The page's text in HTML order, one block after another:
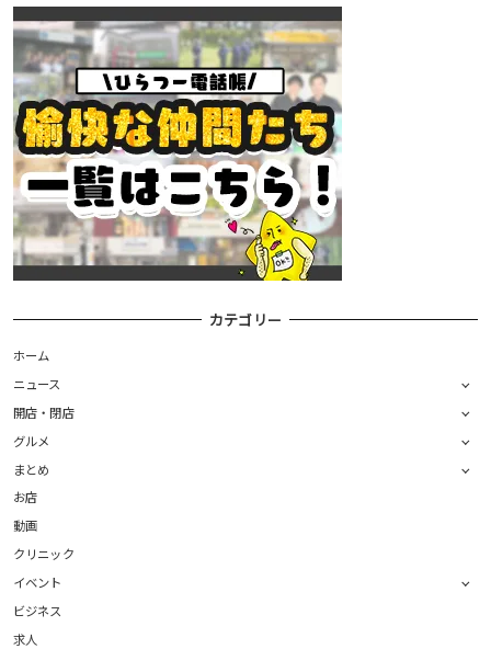
カテゴリー
ホーム
ニュース
開店・閉店
グルメ
まとめ
お店
動画
クリニック
イベント
ビジネス
求人